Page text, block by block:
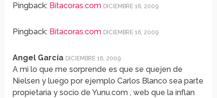
Pingback: Bitacoras.com DICIEMBRE 16, 2009
Pingback: Bitacoras.com DICIEMBRE 16, 2009
Angel García DICIEMBRE 16, 2009
A mi lo que me sorprende es que se quejen de
Nielsen y luego por ejemplo Carlos Blanco sea parte
propietaria y socio de Yunu.com , web que la inflan